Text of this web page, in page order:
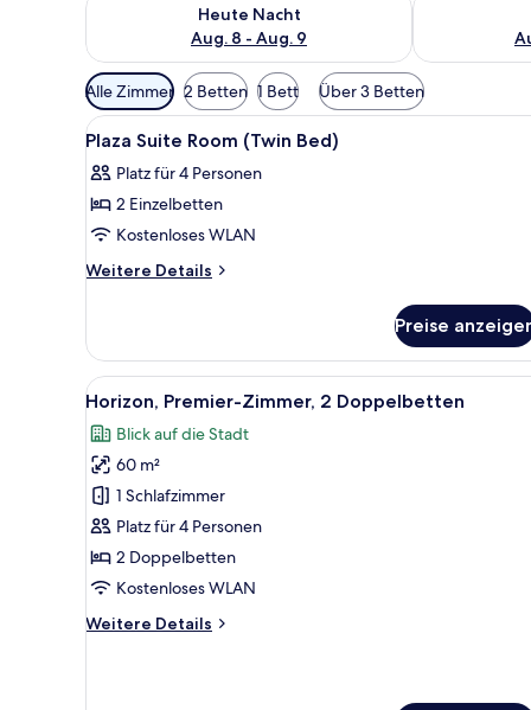
Heute Nacht
Aug. 8 - Aug. 9
Verfügbare
Filter
für
Alle Zimmer 2 Betten 1 Bett Über 3 Betten
Alle
Fotos
für
Plaza
Suite
Room
anzeigen
Wohnbereich | 40-Zoll-LCD-
3
Plaza Suite Room (Twin Bed)
Platz für 4 Personen
2 Einzelbetten
Kostenloses WLAN
Weitere Details
Weitere
Suite
Room
(Twin
Preise
Alle
Fotos
für
Horizon,
Premier-
Zimmer,
2 Doppelbetten
anzeigen
Ein Hotelzimmer mit einem
8
Horizon, Premier-Zimmer, 2 Doppelbetten
Blick auf die Stadt
60 m²
1 Schlafzimmer
Platz für 4 Personen
2 Doppelbetten
Kostenloses WLAN
Weitere Details
Weitere